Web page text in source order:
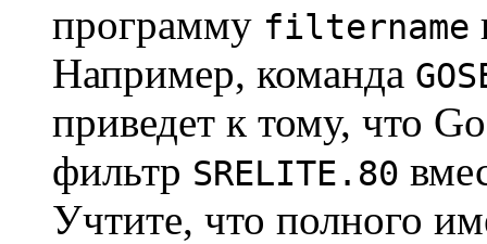
программу filtername
Например, команда
приведет к тому, что
фильтр SRELITE.80
Учтите, что полного